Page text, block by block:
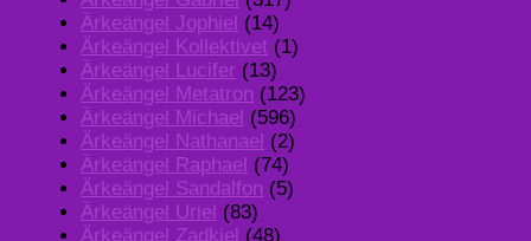
Ärkeängel Jophiel (14)
Ärkeängel Kollektivet (1)
Ärkeängel Lucifer (13)
Ärkeängel Metatron (123)
Ärkeängel Michael (596)
Ärkeängel Nathanael (2)
Ärkeängel Raphael (74)
Ärkeängel Sandalfon (5)
Ärkeängel Uriel (83)
Ärkeängel Zadkiel (48)